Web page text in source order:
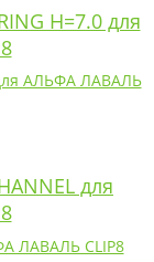
H=7.0 для
для